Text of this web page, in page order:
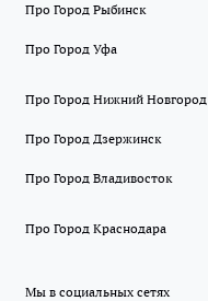
Про Город Рыбинск
Про Город Уфа
Про Город Нижний Новгород
Про Город Дзержинск
Про Город Владивосток
Про Город Краснодара
Мы в социальных сетях